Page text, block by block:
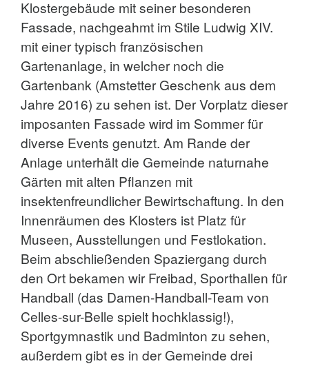
Klostergebäude mit seiner besonderen
Fassade, nachgeahmt im Stile Ludwig XIV.
mit einer typisch französischen
Gartenanlage, in welcher noch die
Gartenbank (Amstetter Geschenk aus dem
Jahre 2016) zu sehen ist. Der Vorplatz dieser
imposanten Fassade wird im Sommer für
diverse Events genutzt. Am Rande der
Anlage unterhält die Gemeinde naturnahe
Gärten mit alten Pflanzen mit
insektenfreundlicher Bewirtschaftung. In den
Innenräumen des Klosters ist Platz für
Museen, Ausstellungen und Festlokation.
Beim abschließenden Spaziergang durch
den Ort bekamen wir Freibad, Sporthallen für
Handball (das Damen-Handball-Team von
Celles-sur-Belle spielt hochklassig!),
Sportgymnastik und Badminton zu sehen,
außerdem gibt es in der Gemeinde drei